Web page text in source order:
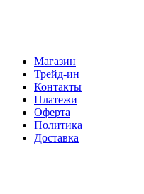
Магазин
Трейд-ин
Контакты
Платежи
Оферта
Политика
Доставка